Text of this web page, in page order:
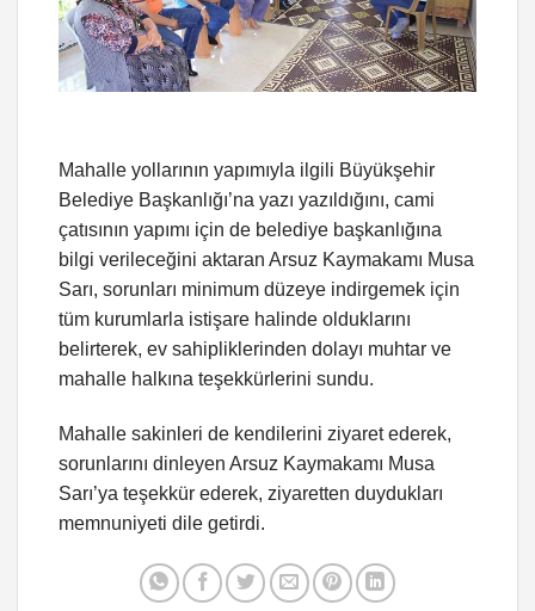
Mahalle yollarının yapımıyla ilgili Büyükşehir
Belediye Başkanlığı’na yazı yazıldığını, cami
çatısının yapımı için de belediye başkanlığına
bilgi verileceğini aktaran Arsuz Kaymakamı Musa
Sarı, sorunları minimum düzeye indirgemek için
tüm kurumlarla istişare halinde olduklarını
belirterek, ev sahipliklerinden dolayı muhtar ve
mahalle halkına teşekkürlerini sundu.
Mahalle sakinleri de kendilerini ziyaret ederek,
sorunlarını dinleyen Arsuz Kaymakamı Musa
Sarı’ya teşekkür ederek, ziyaretten duydukları
memnuniyeti dile getirdi.